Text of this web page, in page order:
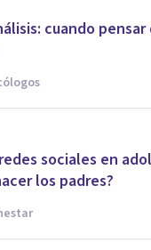
cuando
sociales en
los padres?